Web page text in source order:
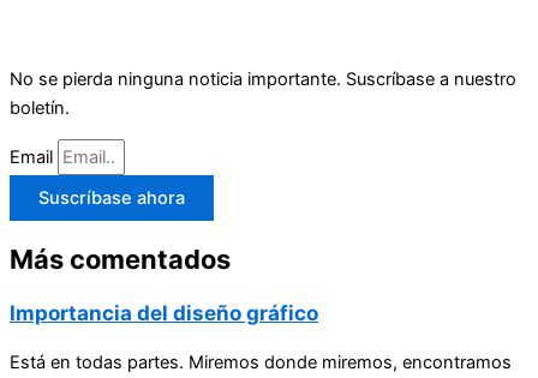
No se pierda ninguna noticia importante. Suscríbase a nuestro
boletín.
Email
Suscríbase ahora
Más comentados
Importancia del diseño gráfico
Está en todas partes. Miremos donde miremos, encontramos